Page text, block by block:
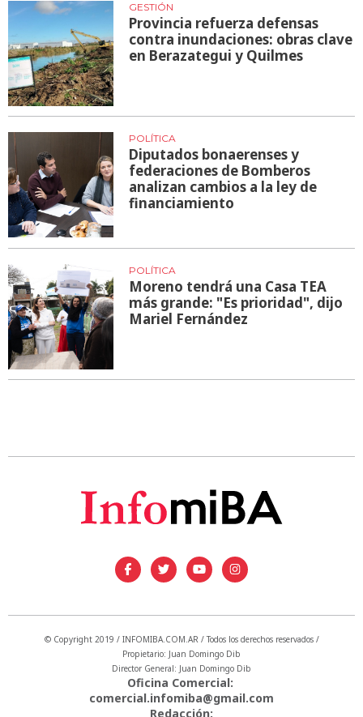
GESTIÓN
Provincia refuerza defensas
contra inundaciones: obras clave
en Berazategui y Quilmes
POLÍTICA
Diputados bonaerenses y
federaciones de Bomberos
analizan cambios a la ley de
financiamiento
POLÍTICA
Moreno tendrá una Casa TEA
más grande: "Es prioridad", dijo
Mariel Fernández
© Copyright 2019 / INFOMIBA.COM.AR / Todos los derechos reservados /
Propietario: Juan Domingo Dib
Director General: Juan Domingo Dib
Oficina Comercial:
comercial.infomiba@gmail.com
Redacción: